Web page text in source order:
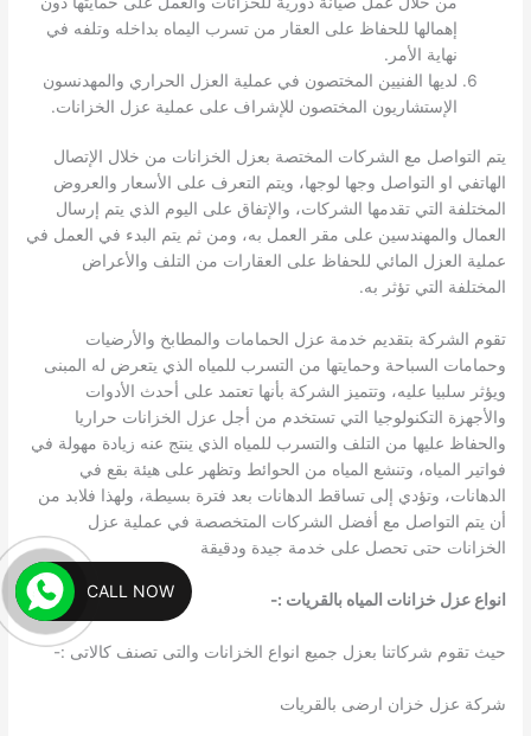
إهمالها للحفاظ على العقار من تسرب اليماه بداخله وتلفه في
نهاية الأمر.
لديها الفنيين المختصون في عملية العزل الحراري والمهدنسون
الإستشاريون المختصون للإشراف على عملية عزل الخزانات.
يتم التواصل مع الشركات المختصة بعزل الخزانات من خلال الإتصال
الهاتفي او التواصل وجها لوجها، ويتم التعرف على الأسعار والعروض
المختلفة التي تقدمها الشركات، والإتفاق على اليوم الذي يتم إرسال
العمال والمهندسين على مقر العمل به، ومن ثم يتم البدء في العمل في
عملية العزل المائي للحفاظ على العقارات من التلف والأعراض
المختلفة التي تؤثر به.
تقوم الشركة بتقديم خدمة عزل الحمامات والمطابخ والأرضيات
وحمامات السباحة وحمايتها من التسرب للمياه الذي يتعرض له المبنى
ويؤثر سلبيا عليه، وتتميز الشركة بأنها تعتمد على أحدث الأدوات
والأجهزة التكنولوجيا التي تستخدم من أجل عزل الخزانات حراريا
والحفاظ عليها من التلف والتسرب للمياه الذي ينتج عنه زيادة مهولة في
فواتير المياه، وتنشع المياه من الحوائط وتظهر على هيئة بقع في
الدهانات، وتؤدي إلى تساقط الدهانات بعد فترة بسيطة، ولهذا فلابد من
أن يتم التواصل مع أفضل الشركات المتخصصة في عملية عزل
الخزانات حتى تحصل على خدمة جيدة ودقيقة
انواع عزل خزانات المياه بالقريات :-
حيث تقوم شركاتنا بعزل جميع انواع الخزانات والتى تصنف كالاتى :-
شركة عزل خزان ارضى بالقريات
CALL NOW